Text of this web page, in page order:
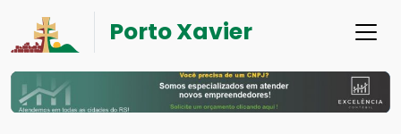
Porto Xavier